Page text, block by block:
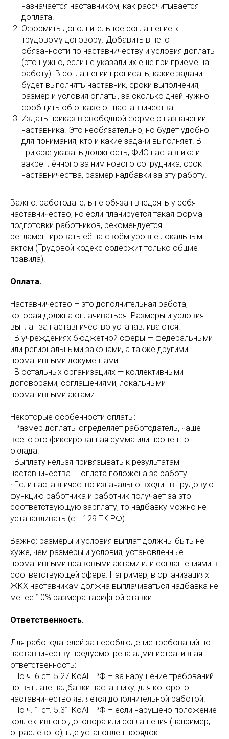
назначается наставником, как рассчитывается
доплата.
Оформить дополнительное соглашение к
трудовому договору. Добавить в него
обязанности по наставничеству и условия доплаты
(это нужно, если не указали их ещё при приёме на
работу). В соглашении прописать, какие задачи
будет выполнять наставник, сроки выполнения,
размер и условия оплаты, за сколько дней нужно
сообщить об отказе от наставничества.
Издать приказ в свободной форме о назначении
наставника. Это необязательно, но будет удобно
для понимания, кто и какие задачи выполняет. В
приказе указать должность, ФИО наставника и
закреплённого за ним нового сотрудника, срок
наставничества, размер надбавки за эту работу.
Важно: работодатель не обязан внедрять у себя
наставничество, но если планируется такая форма
подготовки работников, рекомендуется
регламентировать её на своём уровне локальным
актом (Трудовой кодекс содержит только общие
правила).
Оплата.
Наставничество – это дополнительная работа,
которая должна оплачиваться. Размеры и условия
выплат за наставничество устанавливаются:
· В учреждениях бюджетной сферы — федеральными
или региональными законами, а также другими
нормативными документами.
· В остальных организациях — коллективными
договорами, соглашениями, локальными
нормативными актами.
Некоторые особенности оплаты:
· Размер доплаты определяет работодатель, чаще
всего это фиксированная сумма или процент от
оклада.
· Выплату нельзя привязывать к результатам
наставничества — оплата положена за работу.
· Если наставничество изначально входит в трудовую
функцию работника и работник получает за это
соответствующую зарплату, то надбавку можно не
устанавливать (ст. 129 ТК РФ).
Важно: размеры и условия выплат должны быть не
хуже, чем размеры и условия, установленные
нормативными правовыми актами или соглашениями в
соответствующей сфере. Например, в организациях
ЖКХ наставникам должна выплачиваться надбавка не
менее 10% размера тарифной ставки.
Ответственность.
Для работодателей за несоблюдение требований по
наставничеству предусмотрена административная
ответственность:
· По ч. 6 ст. 5.27 КоАП РФ – за нарушение требований
по выплате надбавки наставнику, для которого
наставничество является дополнительной работой.
· По ч. 1 ст. 5.31 КоАП РФ – если нарушено положение
коллективного договора или соглашения (например,
отраслевого), где установлен порядок